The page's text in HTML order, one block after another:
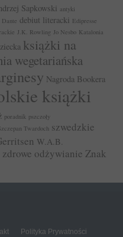
Sapkowski antyki
Dante debiut literacki Edipresse
J.K. Rowling Jo Nesbo Katalonia
książki na
wegetariańska
Nagroda Bookera
książki
poradnik pszczoły
Twardoch szwedzkie
W.A.B.
zdrowe odżywianie Znak
Polityka Prywatności